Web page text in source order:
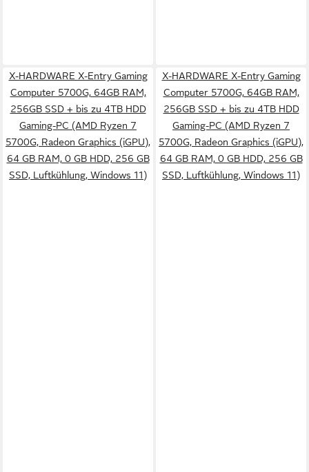
X-HARDWARE X-Entry Gaming
Computer 5700G, 64GB RAM,
256GB SSD + bis zu 4TB HDD
Gaming-PC (AMD Ryzen 7
5700G, Radeon Graphics (iGPU),
64 GB RAM, 0 GB HDD, 256 GB
SSD, Luftkühlung, Windows 11)
X-HARDWARE X-Entry Gaming
Computer 5700G, 64GB RAM,
256GB SSD + bis zu 4TB HDD
Gaming-PC (AMD Ryzen 7
5700G, Radeon Graphics (iGPU),
64 GB RAM, 0 GB HDD, 256 GB
SSD, Luftkühlung, Windows 11)